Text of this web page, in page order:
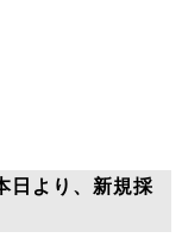
より、新規採